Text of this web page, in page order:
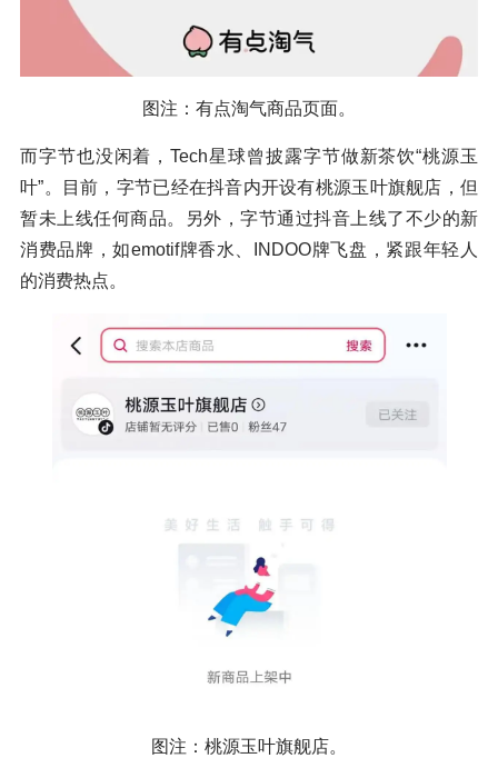
图注：有点淘气商品页面。
而字节也没闲着，Tech星球曾披露字节做新茶饮“桃源玉
叶”。目前，字节已经在抖音内开设有桃源玉叶旗舰店，但
暂未上线任何商品。另外，字节通过抖音上线了不少的新
消费品牌，如emotif牌香水、INDOO牌飞盘，紧跟年轻人
的消费热点。
图注：桃源玉叶旗舰店。